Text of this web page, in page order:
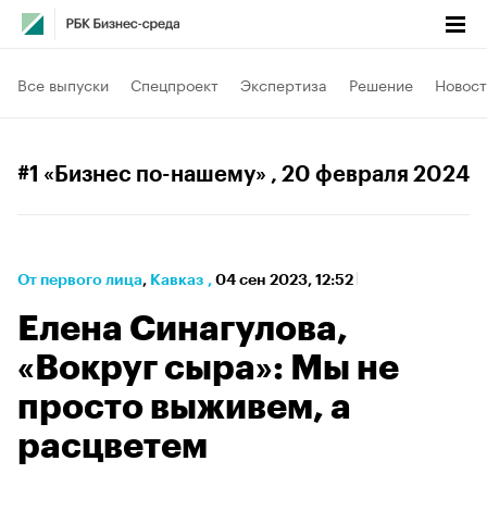
Все выпуски Спецпроект Экспертиза Решение
#1 «Бизнес по-нашему» , 20 февраля 2024
От первого лица⁠, Кавказ , 04 сен 2023, 12:52
Елена Синагулова,
«Вокруг сыра»: Мы не
просто выживем, а
расцветем